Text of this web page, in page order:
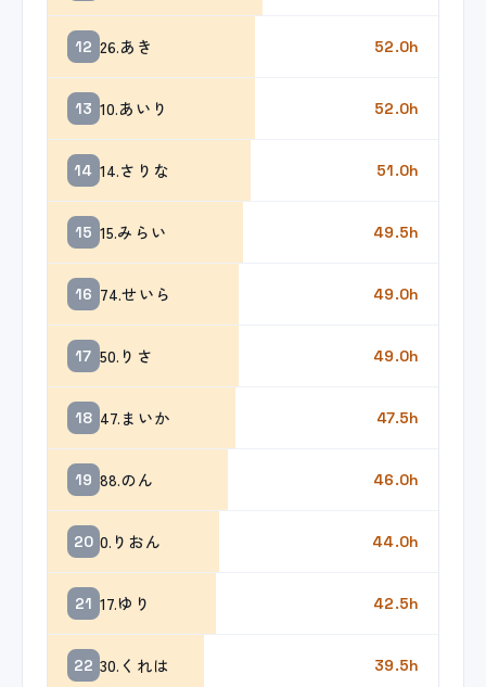
12 26.あき 52.0h
13 10.あいり 52.0h
14 14.さりな 51.0h
15 15.みらい 49.5h
16 74.せいら 49.0h
17 50.りさ 49.0h
18 47.まいか 47.5h
19 88.のん 46.0h
20 0.りおん 44.0h
21 17.ゆり 42.5h
22 30.くれは 39.5h